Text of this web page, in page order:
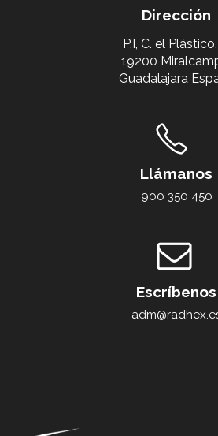
Dirección
P.I, C. el
19200
Guadalajara
Llámanos
900 350 450
Escríbenos